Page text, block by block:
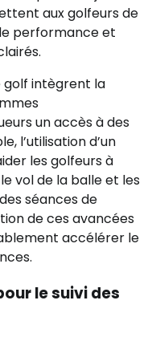
aux golfeurs de
performance et
golf intègrent la
un accès à des
l’utilisation d’un
les golfeurs à
vol de la balle et les
séances de
de ces avancées
accélérer le
le suivi des